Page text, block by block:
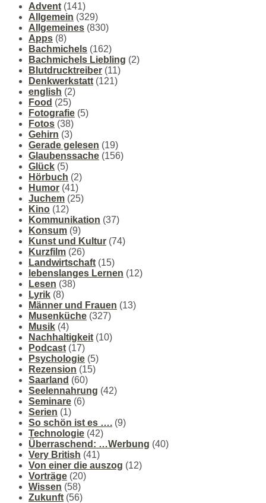
Advent (141)
Allgemein (329)
Allgemeines (830)
Apps (8)
Bachmichels (162)
Bachmichels Liebling (2)
Blutdrucktreiber (11)
Denkwerkstatt (121)
english (2)
Food (25)
Fotografie (5)
Fotos (38)
Gehirn (3)
Gerade gelesen (19)
Glaubenssache (156)
Glück (5)
Hörbuch (2)
Humor (41)
Juchem (25)
Kino (12)
Kommunikation (37)
Konsum (9)
Kunst und Kultur (74)
Kurzfilm (26)
Landwirtschaft (15)
lebenslanges Lernen (12)
Lesen (38)
Lyrik (8)
Männer und Frauen (13)
Musenküche (327)
Musik (4)
Nachhaltigkeit (10)
Podcast (17)
Psychologie (5)
Rezension (15)
Saarland (60)
Seelennahrung (42)
Seminare (6)
Serien (1)
So schön ist es …. (9)
Technologie (42)
Überraschend: …Werbung (40)
Very British (41)
Von einer die auszog (12)
Vorträge (20)
Wissen (58)
Zukunft (56)